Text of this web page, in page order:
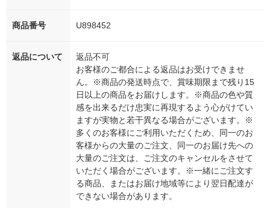
商品番号 U898452
返品について
返品不可
お客様のご都合による返品はお受けできませ
ん。※商品の発送時点で、賞味期限まで残り15
日以上の商品をお届けします。※商品の色や質
感を出来るだけ忠実に再現するよう心がけてい
ますが実物と若干異なる場合がございます。※
多くのお客様にご利用いただくため、同一のお
客様からの大量のご注文、同一のお届け先への
大量のご注文は、ご注文のキャンセルをさせて
いただく場合がございます。※一緒にご注文す
る商品、またはお届け地域等により翌日配達が
できない場合があります。